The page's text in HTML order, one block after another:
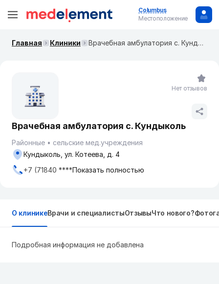
Columbus
Местоположение
Главная Клиники Врачебная амбулатория с. Кундыколь
Врачебная амбулатория с. Кундыколь
Районные
сельские мед.учреждения
Кундыколь, ул. Котеева, д. 4
+7 (71840 ****Показать полностью
Нет отзывов
О клиникеВрачи и специалистыОтзывыЧто нового?
Подробная информация не добавлена